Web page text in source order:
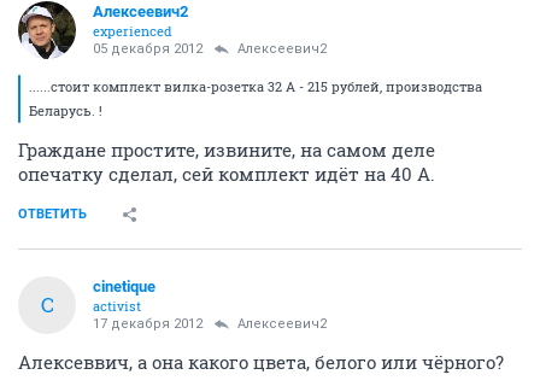
Алексеевич2
experienced
05 декабря 2012 Алексеевич2
......стоит комплект вилка-розетка 32 А - 215 рублей, производства
Беларусь. !
Граждане простите, извините, на самом деле
опечатку сделал, сей комплект идёт на 40 А.
ОТВЕТИТЬ
C
cinetique
activist
17 декабря 2012 Алексеевич2
Алексеввич, а она какого цвета, белого или чёрного?